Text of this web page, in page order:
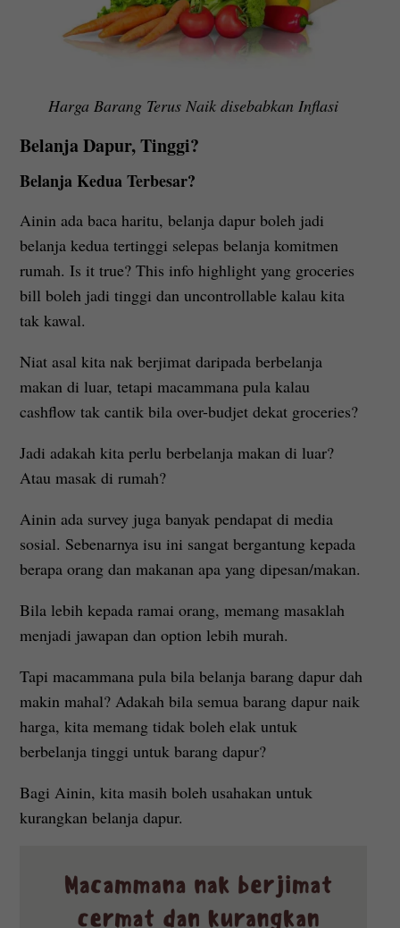
Harga Barang Terus Naik disebabkan Inflasi
Belanja Dapur, Tinggi?
Belanja Kedua Terbesar?
Ainin ada baca haritu, belanja dapur boleh jadi
belanja kedua tertinggi selepas belanja komitmen
rumah. Is it true? This info highlight yang groceries
bill boleh jadi tinggi dan uncontrollable kalau kita
tak kawal.
Niat asal kita nak berjimat daripada berbelanja
makan di luar, tetapi macammana pula kalau
cashflow tak cantik bila over-budjet dekat groceries?
Jadi adakah kita perlu berbelanja makan di luar?
Atau masak di rumah?
Ainin ada survey juga banyak pendapat di media
sosial. Sebenarnya isu ini sangat bergantung kepada
berapa orang dan makanan apa yang dipesan/makan.
Bila lebih kepada ramai orang, memang masaklah
menjadi jawapan dan option lebih murah.
Tapi macammana pula bila belanja barang dapur dah
makin mahal? Adakah bila semua barang dapur naik
harga, kita memang tidak boleh elak untuk
berbelanja tinggi untuk barang dapur?
Bagi Ainin, kita masih boleh usahakan untuk
kurangkan belanja dapur.